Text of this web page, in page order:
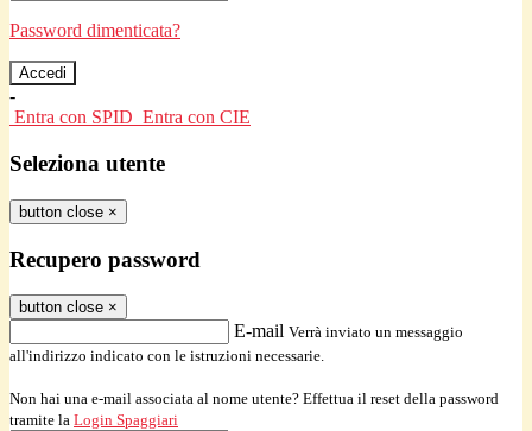
Password dimenticata?
-
Entra con SPID Entra con CIE
Seleziona utente
button close ×
Recupero password
button close ×
E-mail Verrà inviato un messaggio
all'indirizzo indicato con le istruzioni necessarie.
Non hai una e-mail associata al nome utente? Effettua il reset della password
tramite la Login Spaggiari